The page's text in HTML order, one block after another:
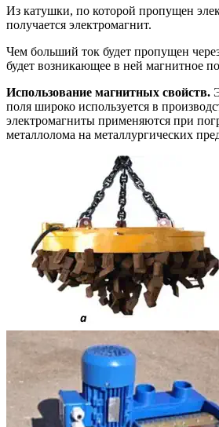
Из катушки, по которой пропущен
получается электромагнит.
Чем больший ток будет пропущен
будет возникающее в ней магнитное
Использование магнитных свойств.
поля широко используется в
электромагниты применяются при
металлолома на металлургических